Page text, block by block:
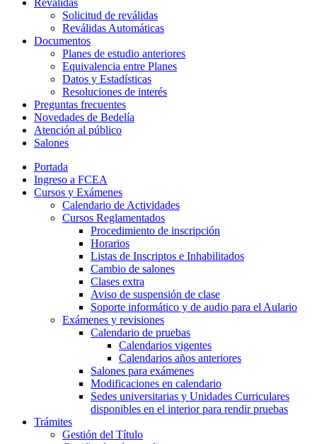
Solicitud de reválidas
Reválidas Automáticas
Documentos
Planes de estudio anteriores
Equivalencia entre Planes
Datos y Estadísticas
Resoluciones de interés
Preguntas frecuentes
Novedades de Bedelía
Atención al público
Salones
Portada
Ingreso a FCEA
Cursos y Exámenes
Calendario de Actividades
Cursos Reglamentados
Procedimiento de inscripción
Horarios
Listas de Inscriptos e Inhabilitados
Cambio de salones
Clases extra
Aviso de suspensión de clase
Soporte informático y de audio para el Aulario
Exámenes y revisiones
Calendario de pruebas
Calendarios vigentes
Calendarios años anteriores
Salones para exámenes
Modificaciones en calendario
Sedes universitarias y Unidades Curriculares
disponibles en el interior para rendir pruebas
Trámites
Gestión del Título